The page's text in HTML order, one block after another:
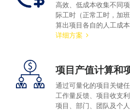
高效、低成本收集不同
际工时（正常工时，加
算出项目各自的人工成本
详细方案
项目产值计算和
通过可量化的项目关键
工作量反馈、项目收支
项目、部门、团队及个